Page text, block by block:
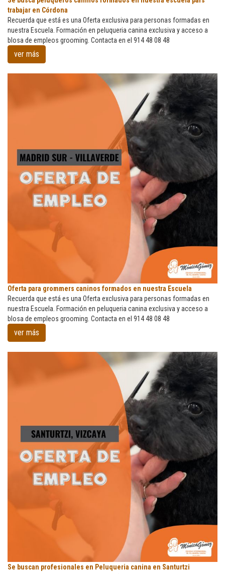
busca
peluqueros
caninos
formados
trabajar en Córdona
Recuerda que está es una Oferta exclusiva para personas formadas en
nuestra Escuela. Formación en peluqueria canina exclusiva y acceso a
blosa de empleos grooming. Contacta en el 914 48 08 48
ver más
Oferta
para
grommers
caninos
formados
Oferta para grommers caninos formados en nuestra Escuela
Recuerda que está es una Oferta exclusiva para personas formadas en
nuestra Escuela. Formación en peluqueria canina exclusiva y acceso a
blosa de empleos grooming. Contacta en el 914 48 08 48
ver más
Se
Se buscan profesionales en Peluqueria canina en Santurtzi